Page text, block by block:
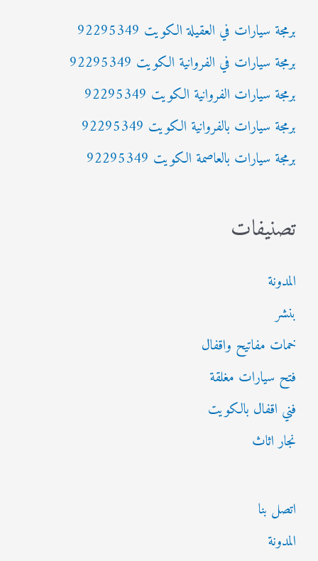
ع
ن
:
برمجة سيارات في العقيلة الكويت 92295349
برمجة سيارات في الفروانية الكويت 92295349
برمجة سيارات الفروانية الكويت 92295349
برمجة سيارات بالفروانية الكويت 92295349
برمجة سيارات بالعاصمة الكويت 92295349
تصنيفات
المدونة
بنشر
خمات مفاتيح واقفال
فتح سيارات مغلقة
فني اقفال بالكويت
نجار اثاث
اتصل بنا
المدونة